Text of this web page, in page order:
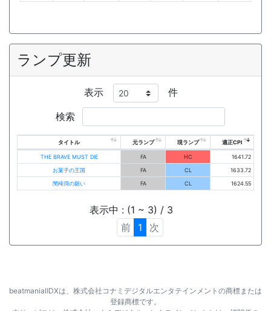
ランプ更新
表示 件
検索
タイトル 元ランプ 現ランプ 適正CPI
THE BRAVE MUST DIE FA HC
1641.72
お菓子の王国
FA CL
1633.72
閠槞彁の願い
FA CL 1624.55
表示中 : (1 ~ 3) / 3
前
1 次
beatmaniaⅡDXは、株式会社コナミデジタルエンタテインメントの商標または
登録商標です。